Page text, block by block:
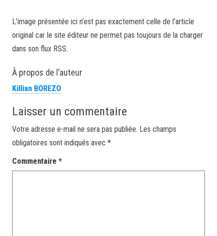
L’image présentée ici n’est pas exactement celle de l’article
original car le site éditeur ne permet pas toujours de la charger
dans son flux RSS.
À propos de l’auteur
Killian BOREZO
Laisser un commentaire
Votre adresse e-mail ne sera pas publiée. Les champs
obligatoires sont indiqués avec *
Commentaire *